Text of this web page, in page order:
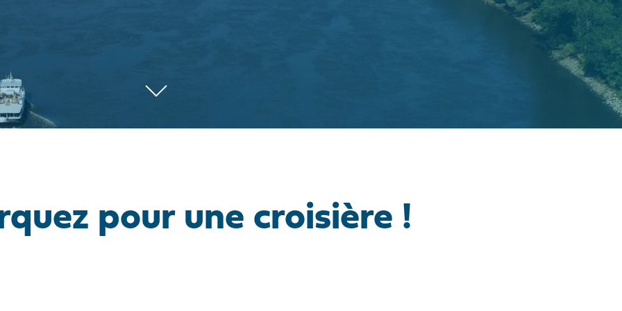
pour une croisière !